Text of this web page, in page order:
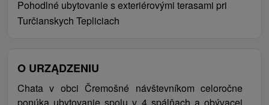
Pohodlné ubytovanie s exteriérovými terasami pri
Turčianskych Tepliciach
O URZĄDZENIU
Chata v obci Čremošné návštevníkom celoročne